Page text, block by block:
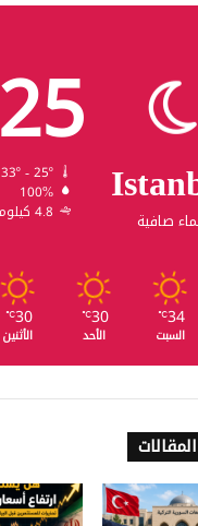
صافية
25
33º - 25º
100%
4.8 كيلومتر/ساعة
34
℃
السبت
30
℃
الأحد
30
℃
الأثنين